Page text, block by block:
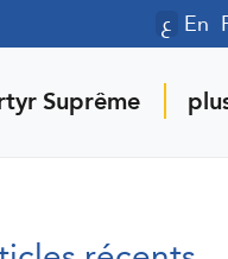
ع En
Suprême